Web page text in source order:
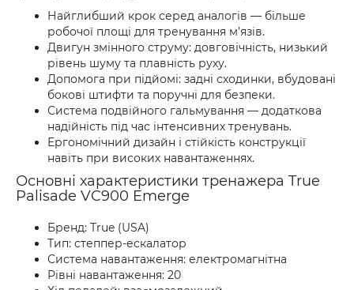
Найглибший крок серед аналогів — більше
робочої площі для тренування м’язів.
Двигун змінного струму: довговічність, низький
рівень шуму та плавність руху.
Допомога при підйомі: задні сходинки, вбудовані
бокові штифти та поручні для безпеки.
Система подвійного гальмування — додаткова
надійність під час інтенсивних тренувань.
Ергономічний дизайн і стійкість конструкції
навіть при високих навантаженнях.
Основні характеристики тренажера True
Palisade VC900 Emerge
Бренд: True (USA)
Тип: степпер-ескалатор
Система навантаження: електромагнітна
Рівні навантаження: 20